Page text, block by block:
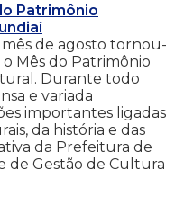
Patrimônio
mês de agosto tornou-
o Mês do Patrimônio
Durante todo
e variada
importantes ligadas
da história e das
da Prefeitura de
de Gestão de Cultura